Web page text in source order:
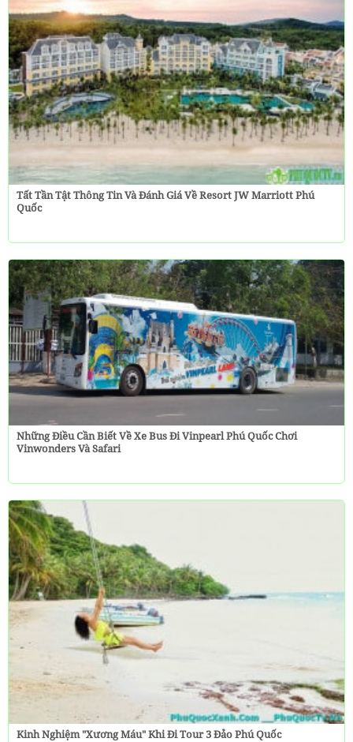
Tất Tần Tật Thông Tin Và Đánh Giá Về Resort JW Marriott Phú
Quốc
Những Điều Cần Biết Về Xe Bus Đi Vinpearl Phú Quốc Chơi
Vinwonders Và Safari
Kinh Nghiệm "Xương Máu" Khi Đi Tour 3 Đảo Phú Quốc